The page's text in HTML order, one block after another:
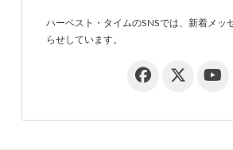
ハーベスト・タイムのSNSでは、新着メッ
らせしています。